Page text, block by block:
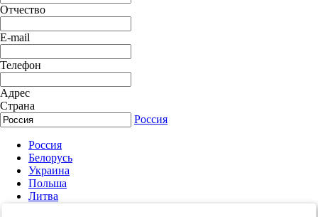
Отчество
E-mail
Телефон
Адрес
Страна
Россия
Россия
Белорусь
Украина
Польша
Литва